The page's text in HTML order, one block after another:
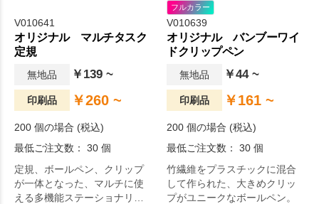
V010641
オリジナル マルチタスク
定規
無地品 ￥139 ~
印刷品 ￥260 ~
200 個の場合 (税込)
最低ご注文数： 30 個
定規、ボールペン、クリップ
が一体となった、マルチに使
える多機能ステーショナリー
フルカラー
V010639
オリジナル バンブーワイ
ドクリップペン
無地品 ￥44 ~
印刷品 ￥161 ~
200 個の場合 (税込)
最低ご注文数： 30 個
竹繊維をプラスチックに混合
して作られた、大きめクリッ
プがユニークなボールペン。